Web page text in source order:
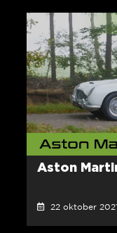
Aston
22 oktober 2021